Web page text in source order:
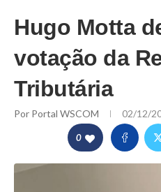
Hugo Motta
votação da
Tributária
Por Portal WSCOM 02/12/
0